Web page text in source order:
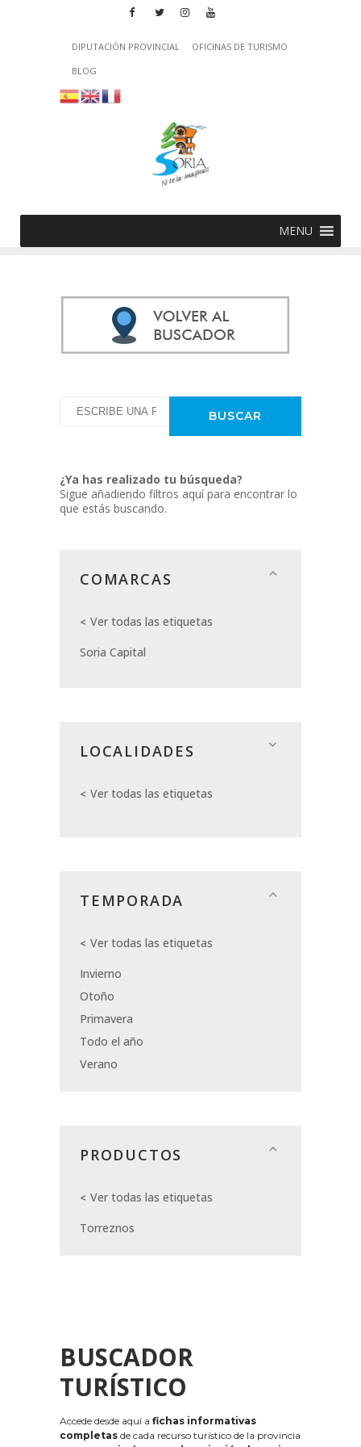
DIPUTACIÓN PROVINCIAL
OFICINAS DE TURISMO
BLOG
MENU
¿Ya has realizado tu búsqueda?
Sigue añadiendo filtros aquí para encontrar lo
que estás buscando.
COMARCAS
Ver todas las etiquetas
Soria Capital
LOCALIDADES
Ver todas las etiquetas
TEMPORADA
Ver todas las etiquetas
Invierno
Otoño
Primavera
Todo el año
Verano
PRODUCTOS
Ver todas las etiquetas
Torreznos
BUSCADOR
TURÍSTICO
Accede desde aquí a fichas informativas
completas de cada recurso turístico de la provincia